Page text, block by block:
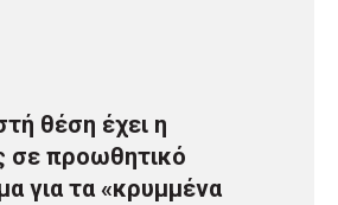
θέση έχει η
σε προωθητικό
για τα «κρυμμένα